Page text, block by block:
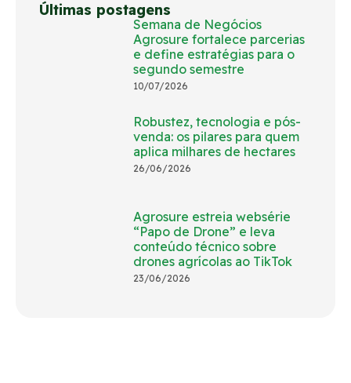
Últimas postagens
Semana de Negócios
Agrosure fortalece parcerias
e define estratégias para o
segundo semestre
10/07/2026
Robustez, tecnologia e pós-
venda: os pilares para quem
aplica milhares de hectares
26/06/2026
Agrosure estreia websérie
“Papo de Drone” e leva
conteúdo técnico sobre
drones agrícolas ao TikTok
23/06/2026